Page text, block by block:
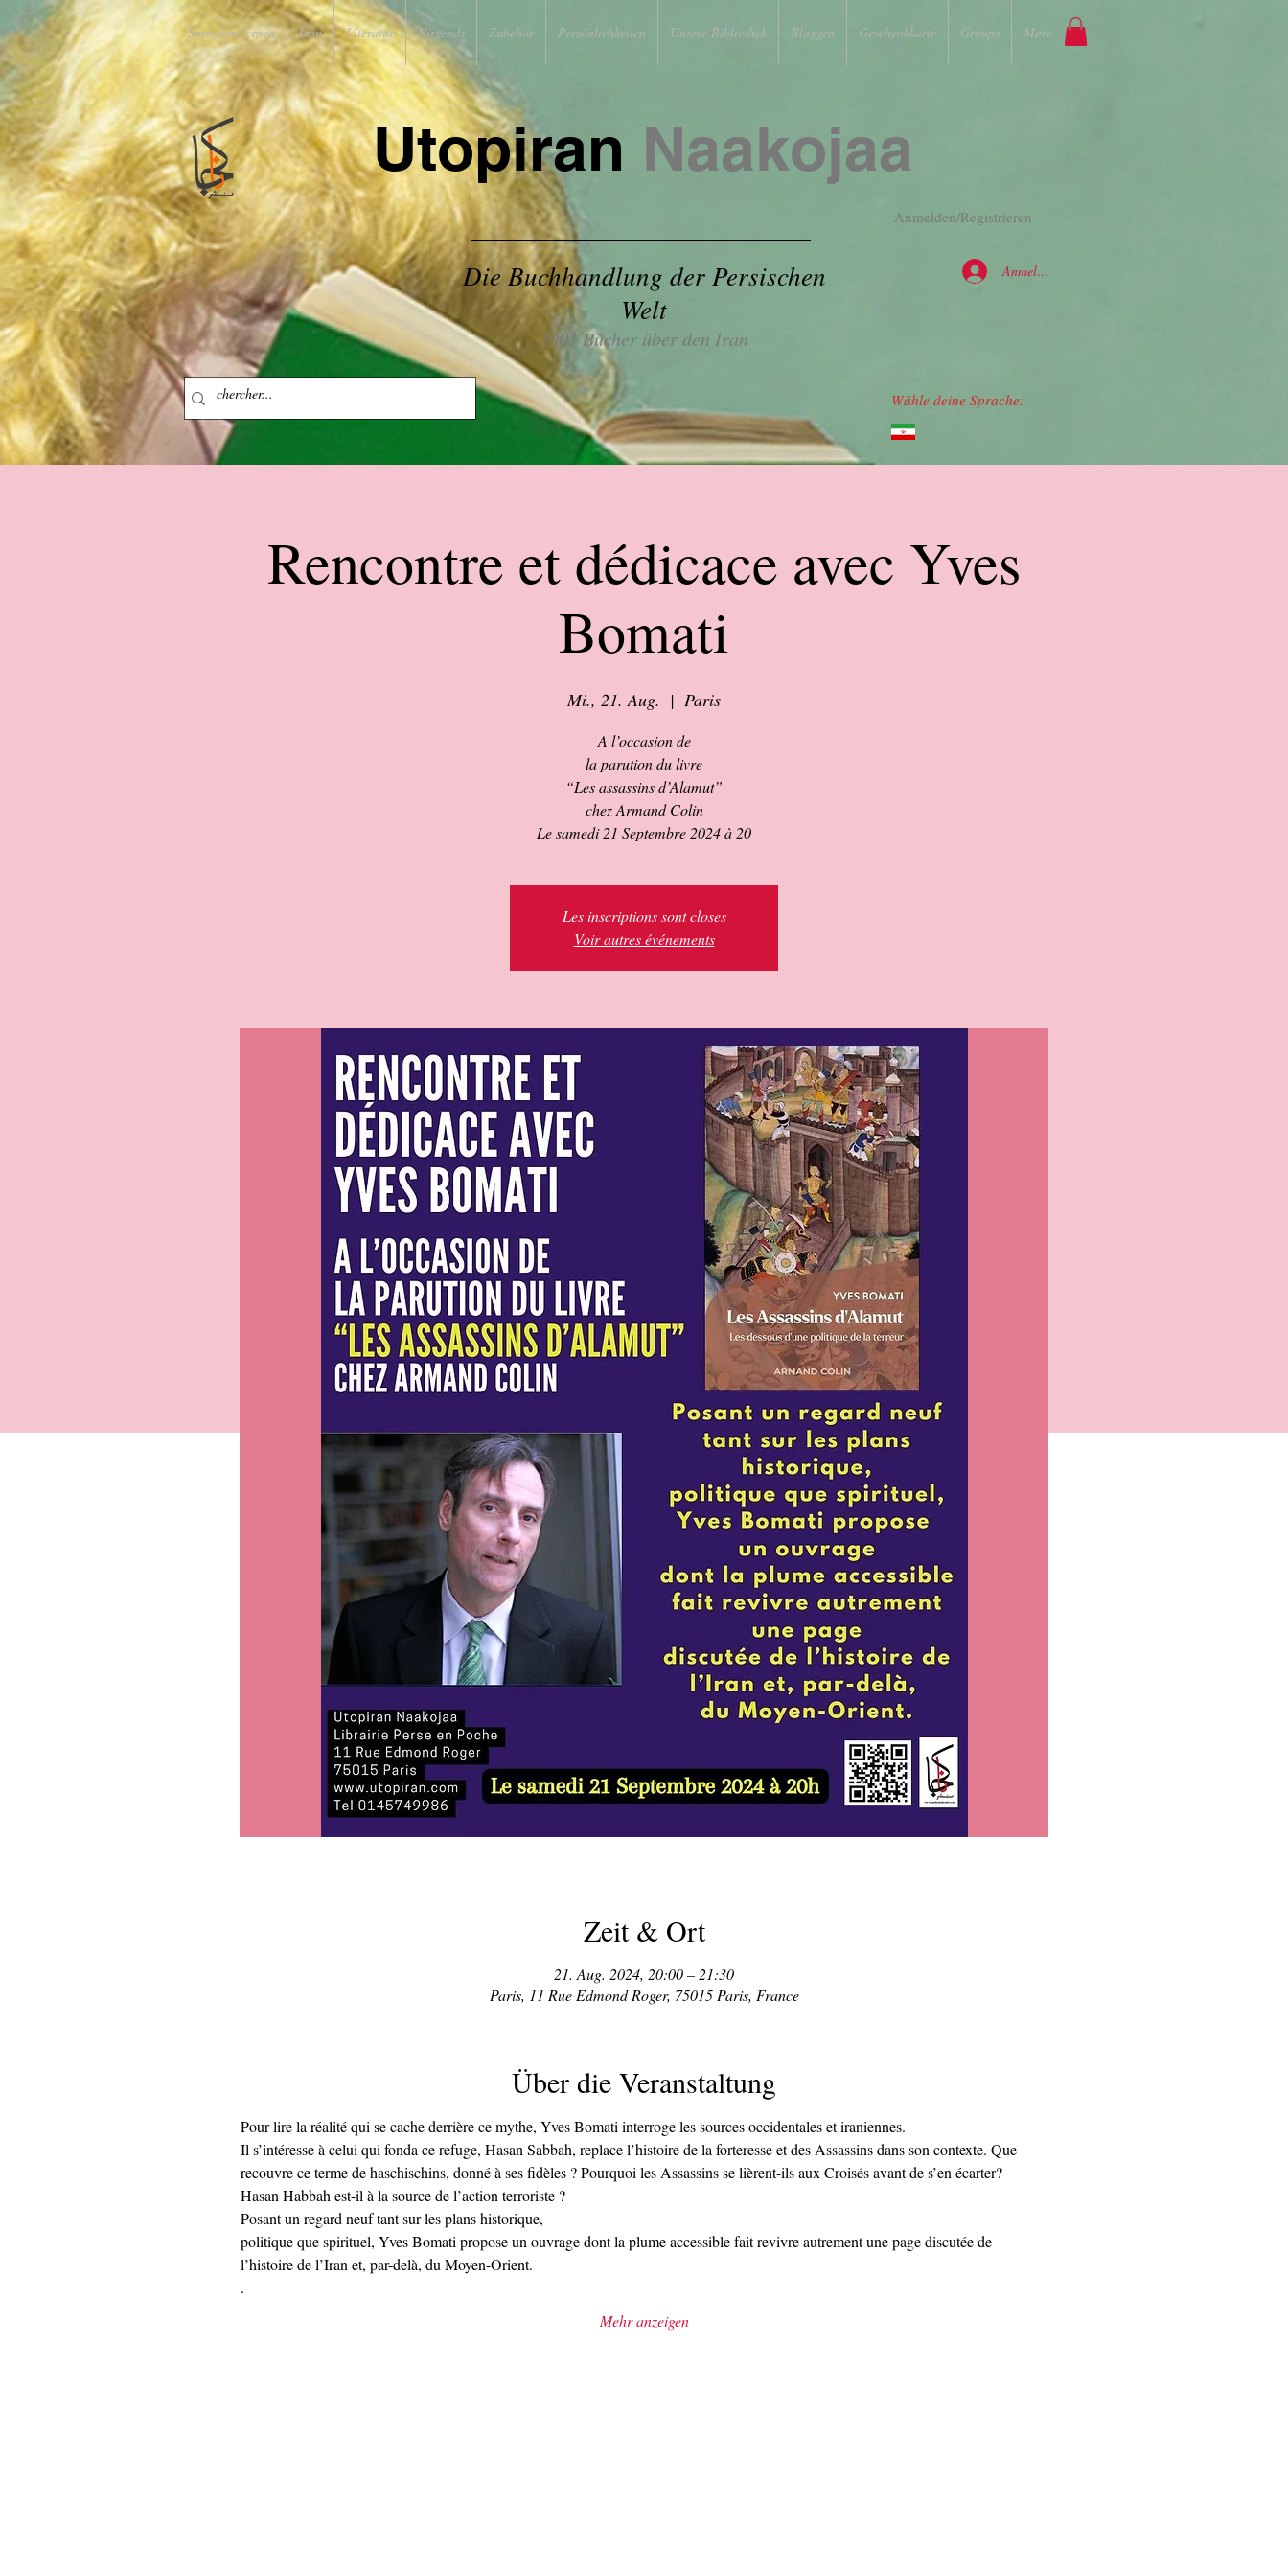
Sprachen lernen Iran Literatur Nirgends Zubehör Persönlichkeiten Unsere Bibliothek Bloggen Geschenkkarte Groups More
Anmelden/Registrieren
Utopiran Naakojaa
Die Buchhandlung der Persischen
Welt
Anmelden
1001 Bücher über den Iran
Wähle deine Sprache:
Rencontre et dédicace avec Yves
Bomati
Mi., 21. Aug.
  |
Paris
A l’occasion de
la parution du livre
“Les assassins d’Alamut”
chez Armand Colin
Le samedi 21 Septembre 2024 à 20
Les inscriptions sont closes
Voir autres événements
Zeit & Ort
21. Aug. 2024, 20:00 – 21:30
Paris, 11 Rue Edmond Roger, 75015 Paris, France
Über die Veranstaltung
Pour lire la réalité qui se cache derrière ce mythe, Yves Bomati interroge les sources occidentales et iraniennes.
Il s’intéresse à celui qui fonda ce refuge, Hasan Sabbah, replace l’histoire de la forteresse et des Assassins dans son contexte. Que
recouvre ce terme de haschischins, donné à ses fidèles ? Pourquoi les Assassins se lièrent-ils aux Croisés avant de s’en écarter?
Hasan Habbah est-il à la source de l’action terroriste ?
Posant un regard neuf tant sur les plans historique,
politique que spirituel, Yves Bomati propose un ouvrage dont la plume accessible fait revivre autrement une page discutée de
l’histoire de l’Iran et, par-delà, du Moyen-Orient.
.
Mehr anzeigen